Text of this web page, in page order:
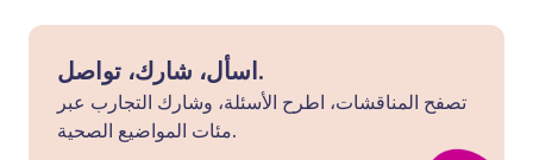
اسأل، شارك، تواصل.
تصفح المناقشات، اطرح الأسئلة، وشارك التجارب عبر
مئات المواضيع الصحية.